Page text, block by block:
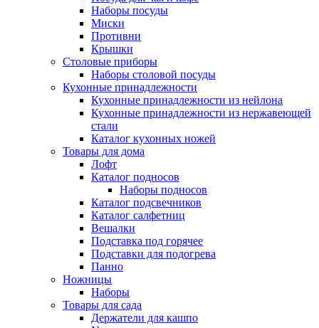
Наборы посуды
Миски
Противни
Крышки
Столовые приборы
Наборы столовой посуды
Кухонные принадлежности
Кухонные принадлежности из нейлона
Кухонные принадлежности из нержавеющей
стали
Каталог кухонных ножей
Товары для дома
Лофт
Каталог подносов
Наборы подносов
Каталог подсвечников
Каталог салфетниц
Вешалки
Подставка под горячее
Подставки для подогрева
Панно
Ножницы
Наборы
Товары для сада
Держатели для кашпо